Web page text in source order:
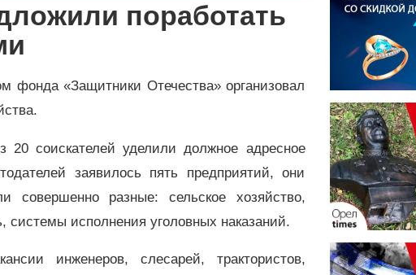
поработать
фонда «Защитники Отечества» организовал
соискателей уделили должное адресное
заявилось пять предприятий, они
совершенно разные: сельское хозяйство,
системы исполнения уголовных наказаний.
инженеров, слесарей, трактористов,